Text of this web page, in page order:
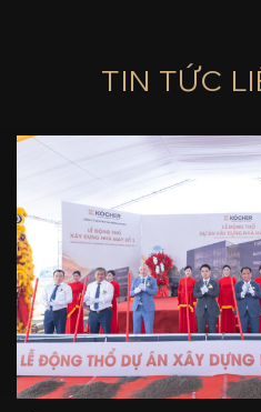
TIN TỨC